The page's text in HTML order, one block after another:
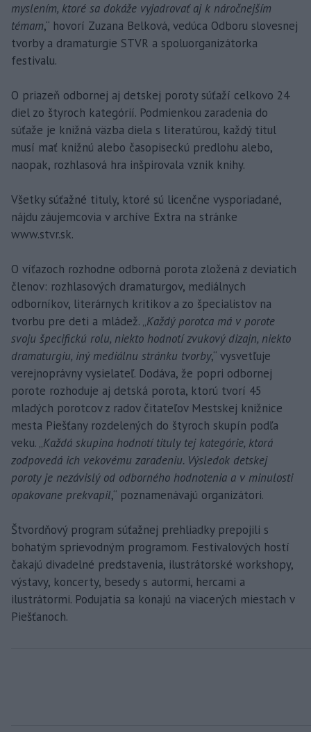
myslením, ktoré sa dokáže vyjadrovať aj k náročnejším
témam,“ hovorí Zuzana Belková, vedúca Odboru slovesnej
tvorby a dramaturgie STVR a spoluorganizátorka
festivalu.
O priazeň odbornej aj detskej poroty súťaží celkovo 24
diel zo štyroch kategórií. Podmienkou zaradenia do
súťaže je knižná väzba diela s literatúrou, každý titul
musí mať knižnú alebo časopiseckú predlohu alebo,
naopak, rozhlasová hra inšpirovala vznik knihy.
Všetky súťažné tituly, ktoré sú licenčne vysporiadané,
nájdu záujemcovia v archíve Extra na stránke
www.stvr.sk.
O víťazoch rozhodne odborná porota zložená z deviatich
členov: rozhlasových dramaturgov, mediálnych
odborníkov, literárnych kritikov a zo špecialistov na
tvorbu pre deti a mládež. „Každý porotca má v porote
svoju špecifickú rolu, niekto hodnotí zvukový dizajn, niekto
dramaturgiu, iný mediálnu stránku tvorby,“ vysvetľuje
verejnoprávny vysielateľ. Dodáva, že popri odbornej
porote rozhoduje aj detská porota, ktorú tvorí 45
mladých porotcov z radov čitateľov Mestskej knižnice
mesta Piešťany rozdelených do štyroch skupín podľa
veku. „Každá skupina hodnotí tituly tej kategórie, ktorá
zodpovedá ich vekovému zaradeniu. Výsledok detskej
poroty je nezávislý od odborného hodnotenia a v minulosti
opakovane prekvapil,“ poznamenávajú organizátori.
Štvordňový program súťažnej prehliadky prepojili s
bohatým sprievodným programom. Festivalových hostí
čakajú divadelné predstavenia, ilustrátorské workshopy,
výstavy, koncerty, besedy s autormi, hercami a
ilustrátormi. Podujatia sa konajú na viacerých miestach v
Piešťanoch.